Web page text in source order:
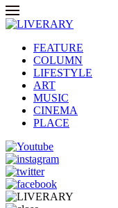
FEATURE
COLUMN
LIFESTYLE
ART
MUSIC
CINEMA
PLACE